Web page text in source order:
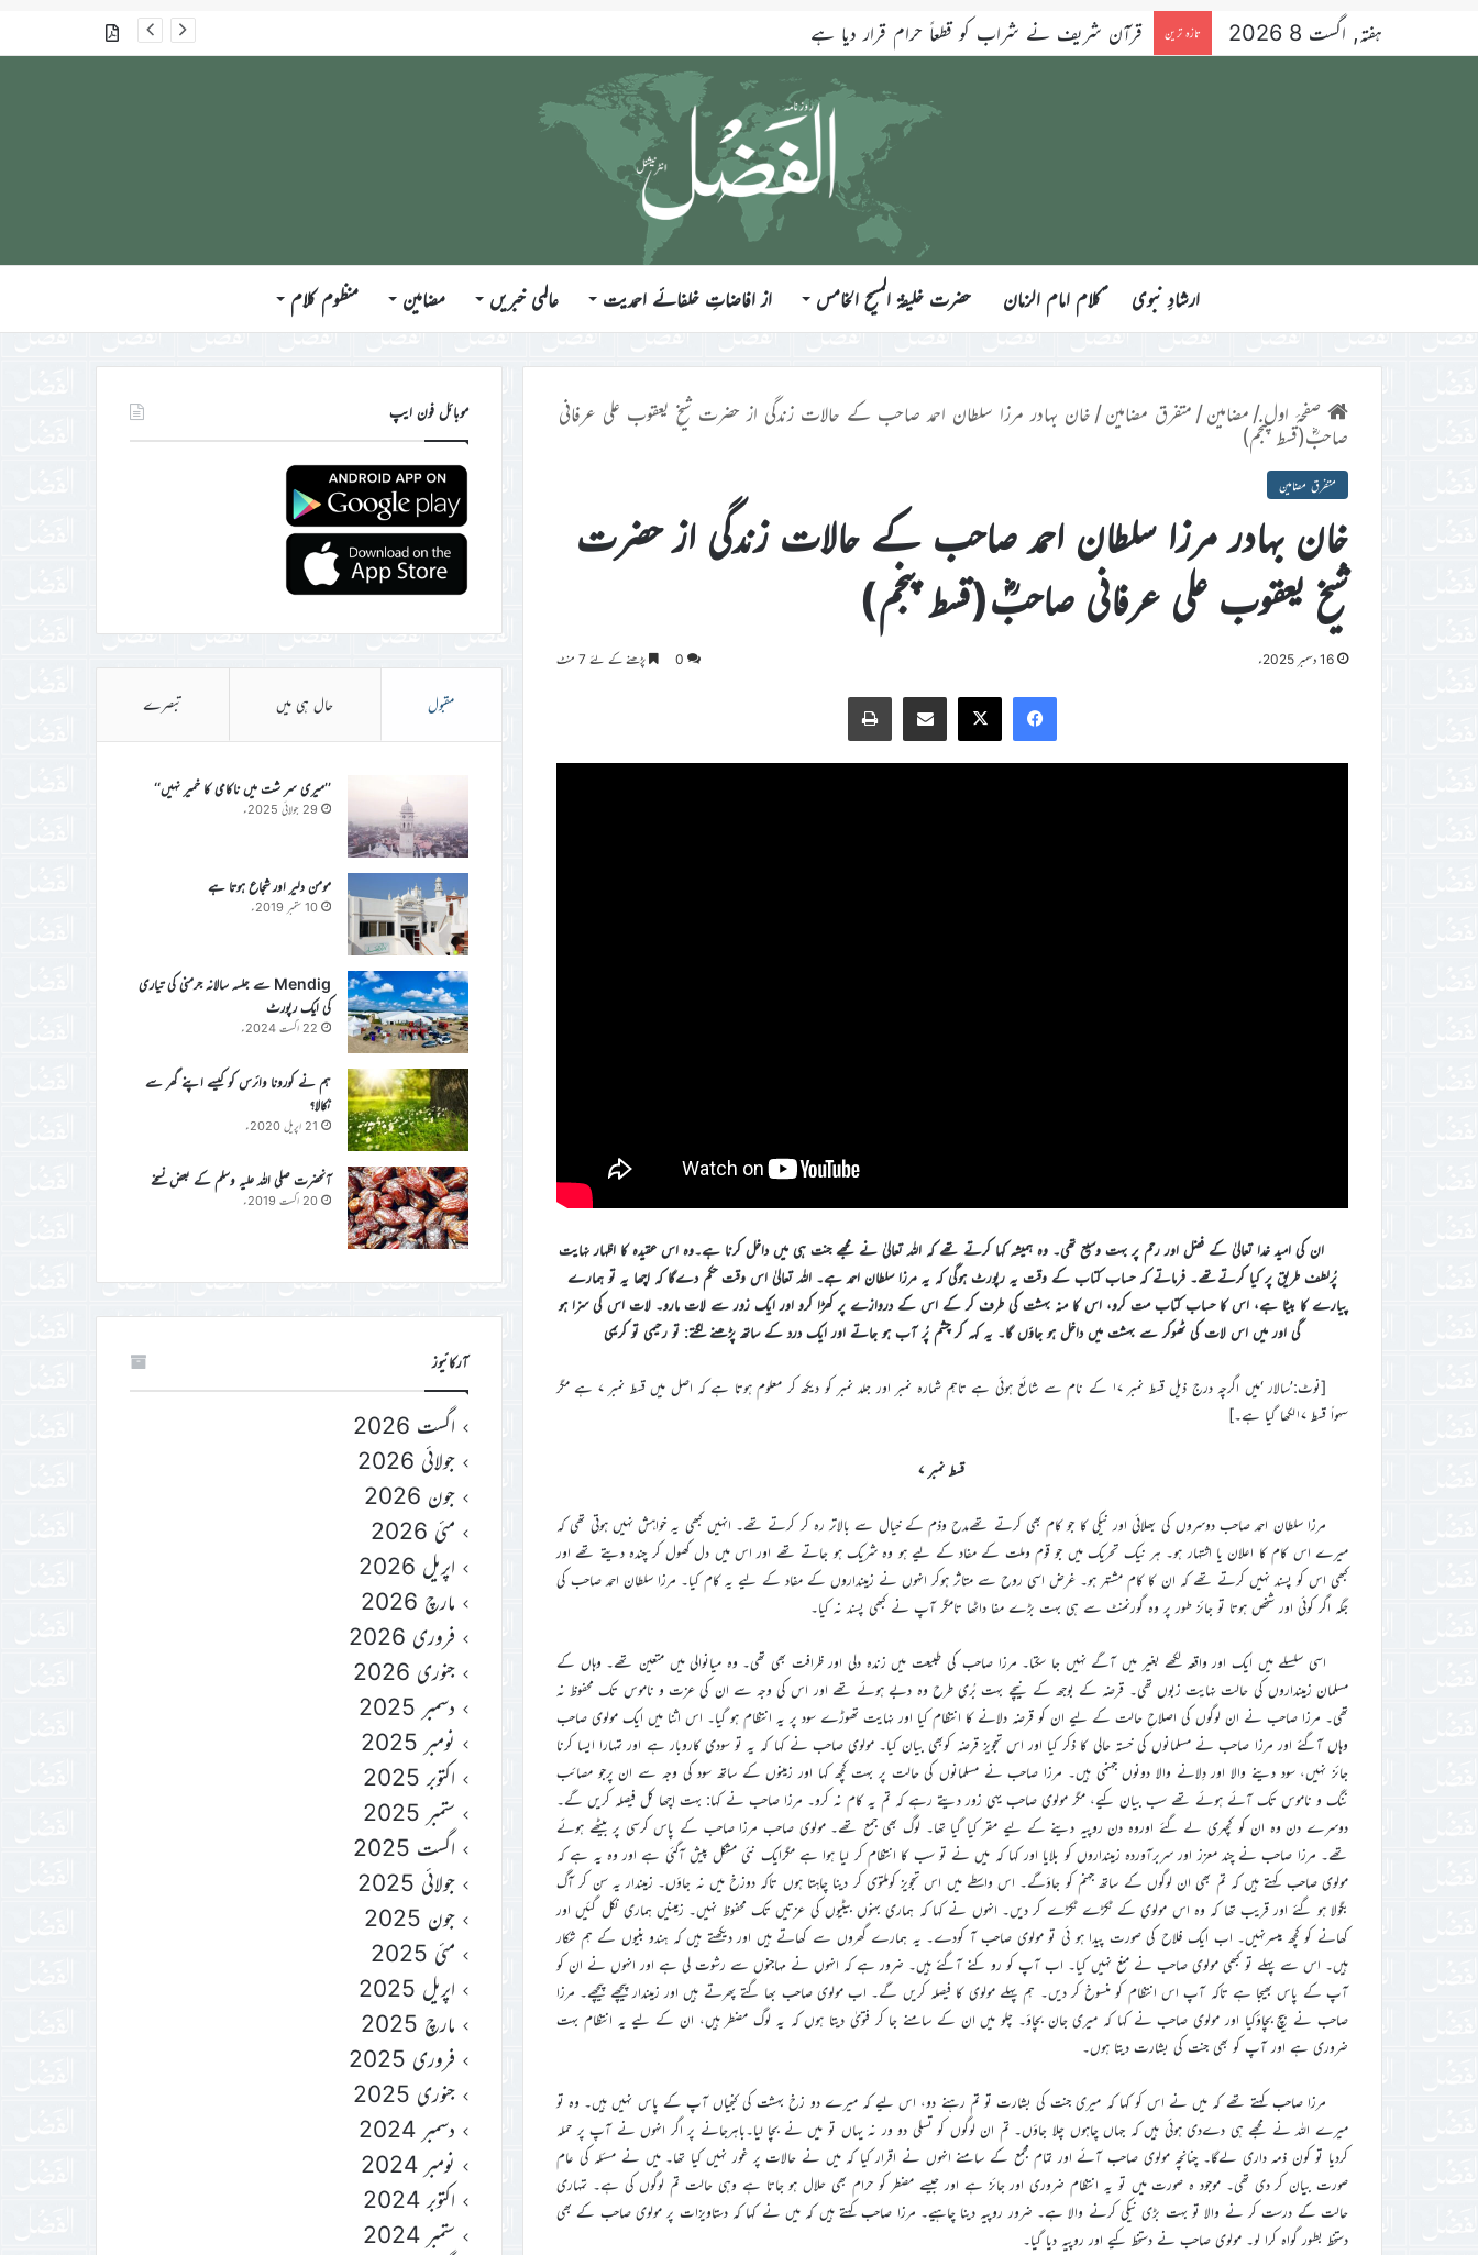
ہفتہ, اگست 8 2026 تازہ ترین قرآن شریف نے شراب کو قطعاً حرام قرار دیا ہے گذشتہ شمارے
ارشادِ نبوی ؑکلام امام الزمان حضرت خلیفۃ المسیح الخامس از افاضاتِ خلفائے احمدیت عالمی خبریں مضامین منظوم کلام
صفحۂ اول/ مضامین/ متفرق مضامین/ خان بہادر مرزا سلطان احمد صاحب کے حالات زندگی از حضرت شیخ یعقوب علی عرفانی
صاحبؓ(قسط پنجم)
متفرق مضامین
خان بہادر مرزا سلطان احمد صاحب کے حالات زندگی از حضرت
شیخ یعقوب علی عرفانی صاحبؓ(قسط پنجم)
16 دسمبر 2025ء 0 پڑھنے کے لئے 7 منٹ
Facebook
X
Share via Email
Print
ان کی امید خدا تعالیٰ کے فضل اور رحم پر بہت وسیع تھی۔ وہ ہمیشہ کہا کرتے تھے کہ اللہ تعالیٰ نے مجھے جنت ہی میں داخل کرنا ہے۔وہ اس عقیدہ کا اظہار نہایت
پُرلطف طریق پر کیا کرتےتھے۔ فرماتے کہ حساب کتاب کے وقت یہ رپورٹ ہوگی کہ یہ مرزا سلطان احمد ہے۔ اللہ تعالیٰ اس وقت حکم دےگا کہ اچھا یہ تو ہمارے
پیارے کا بیٹا ہے، اس کا حساب کتاب مت کرو، اس کا منہ بہشت کی طرف کر کے اس کے دروازے پر کھڑا کرو اور ایک زور سے لات مارو۔ لات اس کی سزا ہو
گی اور میں اس لات کی ٹھوکر سے بہشت میں داخل ہو جاؤں گا۔ یہ کہہ کر چشم پُر آب ہو جاتے اور ایک درد کے ساتھ پڑھنے لگتے: تو رحیمی تو کریمی
[نوٹ:’سالار ‘میں اگرچہ درج ذیل قسط نمبر ۱۷ کے نام سے شائع ہوئی ہے تاہم شمارہ نمبر اور جلد نمبر کو دیکھ کر معلوم ہوتا ہے کہ اصل میں قسط نمبر ۷ ہے مگر
سہواً قسط ۱۷لکھا گیا ہے۔]
قسط نمبر ۷
مرزا سلطان احمد صاحب دوسروں کی بھلائی اور نیکی کا جو کام بھی کرتے تھےمدح وذم کے خیال سے بالاتر رہ کر کرتے تھے۔ انہیں کبھی یہ خواہش نہیں ہوتی تھی کہ
میرے اس کام کا اعلان یا اشتہار ہو۔ ہر نیک تحریک میں جو قوم وملت کے مفاد کے لیے ہو وہ شریک ہو جاتے تھے اور اس میں دل کھول کر چندہ دیتے تھے اور
کبھی اس کو پسند نہیں کرتے تھے کہ ان کا کام مشتہر ہو۔ غرض اسی روح سے متاثر ہوکر انہوں نے زمینداروں کے مفاد کے لیے یہ کام کیا۔ مرزا سلطان احمد صاحب کی
جگہ اگر کوئی اور شخص ہوتا تو جائز طور پر وہ گورنمنٹ سے ہی بہت بڑے مفا داٹھا تامگر آپ نے کبھی پسند نہ کیا۔
اسی سلسلے میں ایک اور واقعہ لکھے بغیر میں آگے نہیں جا سکتا۔ مرزا صاحب کی طبیعت میں زندہ دلی اور ظرافت بھی تھی۔ وہ میانوالی میں متعین تھے۔ وہاں کے
مسلمان زمینداروں کی حالت نہایت زبوں تھی۔ قرضہ کے بوجھ کے نیچے بہت بُری طرح وہ دبے ہوئے تھے اور اس کی وجہ سے ان کی عزت و ناموس تک محفوظ نہ
تھی۔ مرزا صاحب نے ان لوگوں کی اصلاحِ حالت کے لیے ان کو قرضہ دلانے کا انتظام کیا اور نہایت تھوڑے سود پر یہ انتظام ہو گیا۔ اس اثنا میں ایک مولوی صاحب
وہاں آگئے اور مرزا صاحب نے مسلمانوں کی خستہ حالی کا ذکر کیا اور اس تجویز قرضہ کوبھی بیان کیا۔ مولوی صاحب نے کہا کہ یہ تو سودی کاروبار ہے اور تمہارا ایسا کرنا
جائز نہیں، سود دینے والا اور دِلانے والا دونوں جہنمی ہیں۔ مرزا صاحب نے مسلمانوں کی حالت پر بہت کچھ کہا اور زمینوں کے ساتھ سود کی وجہ سے ان پرجو مصائب
ننگ و ناموس تک آئے ہوئے تھے سب بیان کیے، مگر مولوی صاحب یہی زور دیتے رہے کہ تم یہ کام نہ کرو۔ مرزا صاحب نے کہا: بہت اچھا کل فیصلہ کریں گے۔
دوسرے دن وہ ان کو کچہری لے گئے اوروه دن روپیہ دینے کے لیے مقر کیا گیا تھا۔ لوگ بھی جمع تھے۔ مولوی صاحب مرزا صاحب کے پاس کرسی پر بیٹھے ہوئے
تھے۔ مرزا صاحب نے چند معزز اور سربرآوردہ زمینداروں کو بلایا اور کہا کہ میں نے تو سب کا انتظام کر لیا ہوا ہے مگرایک نئی مشکل پیش آگئی ہے اور وہ یہ ہے کہ
مولوی صاحب کہتے ہیں کہ تم بھی ان لوگوں کے ساتھ جہنم کو جاؤگے۔ اس واسطے میں اس تجویز کوملتوی کر دینا چاہتا ہوں تاکہ دوزخ میں نہ جاؤں۔ زمیندار یہ سن کر آگ
بگولا ہو گئے اور قریب تھا کہ وه اس مولوی کے ٹکڑے ٹکڑے کر دیں۔ انہوں نے کہا کہ ہماری بہنوں بیٹیوں کی عزتیں تک محفوظ نہیں۔ زمینیں ہماری نکل گئیں اور
کھانے کو کچھ میسرنہیں۔ اب ایک فلاح کی صورت پیدا ہو ئی تو مولوی صاحب آ کودے۔ یہ ہمارے گھروں سے کھاتے ہیں اور دیکھتے ہیں کہ ہندو بنیوں کے ہم شکار
ہیں۔ اس سے پہلے تو کبھی مولوی صاحب نے منع نہیں کیا۔ اب آپ کو رو کنے آگئے ہیں۔ ضرور ہے کہ انہوں نے مہاجنوں سے رشوت لی ہے اور انہوں نے ان کو
آپ کے پاس بھیجا ہے تاکہ آپ اس انتظام کو منسوخ کر دیں۔ ہم پہلے مولوی کا فیصلہ کریں گے۔ اب مولوی صاحب بھا گتے پھرتے ہیں اور زمیندار پیچھے پیچھے۔ مرزا
صاحب نے بیچ بچاؤکیا اور مولوی صاحب نے کہا کہ میری جان بچاؤ۔ چلو میں ان کے سامنے جا کر فتویٰ دیتا ہوں کہ یہ لوگ مضطر ہیں، ان کے لیے یہ انتظام بہت
ضروری ہے اور آپ کو بھی جنت کی بشارت دیتا ہوں۔
مرزا صاحب کہتے تھے کہ میں نے اس کو کہا کہ میری جنت کی بشارت تو تم رہنے دو، اس لیے کہ میرے دو زخ بہشت کی کنجیاں آپ کے پاس نہیں ہیں۔ وہ تو
میرے اللہ نے مجھے ہی دےدی ہوئی ہیں کہ جہاں چاہوں چلا جاؤں۔ تم ان لوگوں کو تسلی دو ور نہ یہاں تو میں نے بچا لیا۔باہرجانے پر اگر انہوں نے آپ پر حملہ
کردیا تو کون ذمہ داری لےگا۔ چنانچہ مولوی صاحب آئے اور تمام مجمع کے سامنے انہوں نے اقرار کیا کہ میں نے حالات پر غور نہیں کیا تھا۔ میں نے مسئلہ کی عام
صورت بیان کر دی تھی۔ موجود ہ صورت میں تو یہ انتظام ضروری اور جائز ہے اور جیسے مضطر کو حرام بھی حلال ہو جاتا ہے وہی حالت تم لوگوں کی ہے۔ تمہاری
حالت کے درست کر نے والا تو بہت بڑی نیکی کرنے والا ہے۔ ضرور روپیہ دینا چاہیے۔ مرزا صاحب کہتے ہیں کہ میں نے کہا کہ دستاویزات پر مولوی صاحب کے بھی
دستخط بطور گواہ کرا لو۔ مولوی صاحب نے دستخط کیے اور روپیہ دیا گیا۔
موبائل فون ایپ
مقبول حال ہی میں تبصرے
’’میری سر شت میں ناکامی کا خمیر نہیں‘‘
29 جولائی 2025ء
مومن دلیر اور شجاع ہوتا ہے
10 ستمبر 2019ء
Mendig سے جلسہ سالانہ جرمنی کی تیاری
کی ایک رپورٹ
22 اگست 2024ء
ہم نے کورونا وائرس کو کیسے اپنے گھر سے
نکالا؟
21 اپریل 2020ء
آنحضرت صلی اللہ علیہ وسلم کے بعض نسخے
20 اگست 2019ء
آرکائیوز
اگست 2026
جولائی 2026
جون 2026
مئی 2026
اپریل 2026
مارچ 2026
فروری 2026
جنوری 2026
دسمبر 2025
نومبر 2025
اکتوبر 2025
ستمبر 2025
اگست 2025
جولائی 2025
جون 2025
مئی 2025
اپریل 2025
مارچ 2025
فروری 2025
جنوری 2025
دسمبر 2024
نومبر 2024
اکتوبر 2024
ستمبر 2024